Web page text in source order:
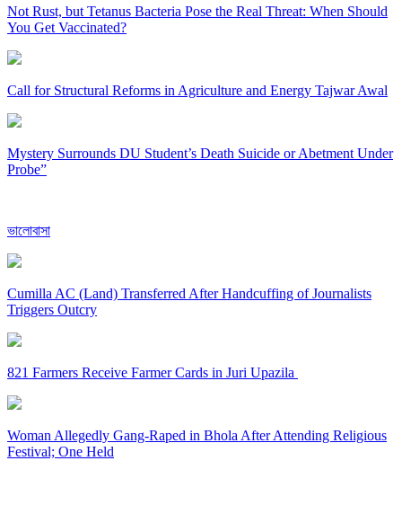
Not Rust, but Tetanus Bacteria Pose the Real Threat: When Should
You Get Vaccinated?
Call for Structural Reforms in Agriculture and Energy Tajwar Awal
Mystery Surrounds DU Student’s Death Suicide or Abetment Under
Probe”
ভালোবাসা
Cumilla AC (Land) Transferred After Handcuffing of Journalists
Triggers Outcry
821 Farmers Receive Farmer Cards in Juri Upazila
Woman Allegedly Gang-Raped in Bhola After Attending Religious
Festival; One Held